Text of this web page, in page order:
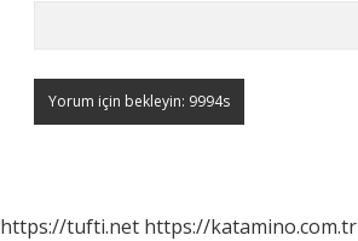
https://tufti.net https://katamino.com.tr